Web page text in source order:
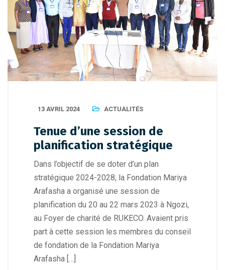
13 AVRIL 2024 ACTUALITÉS
Tenue d’une session de
planification stratégique
Dans l’objectif de se doter d’un plan
stratégique 2024-2028, la Fondation Mariya
Arafasha a organisé une session de
planification du 20 au 22 mars 2023 à Ngozi,
au Foyer de charité de RUKECO. Avaient pris
part à cette session les membres du conseil
de fondation de la Fondation Mariya
Arafasha […]